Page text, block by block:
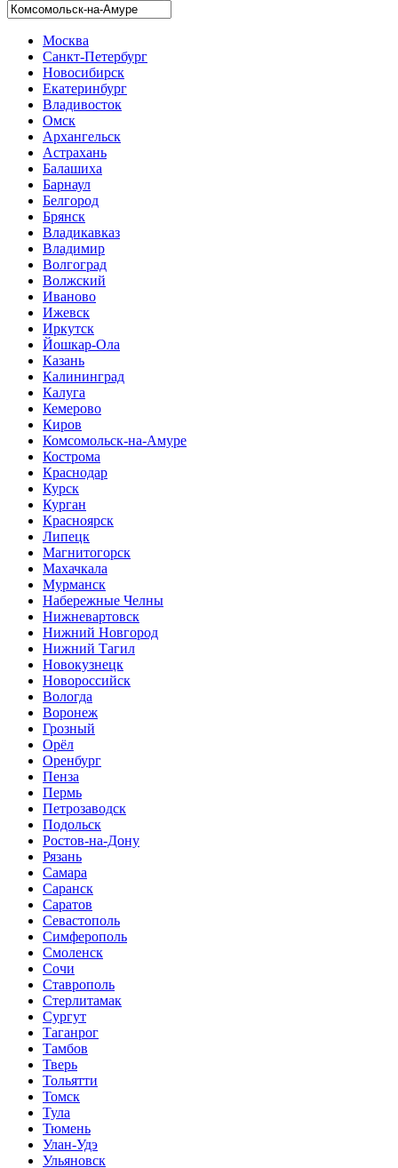
Москва
Санкт-Петербург
Новосибирск
Екатеринбург
Владивосток
Омск
Архангельск
Астрахань
Балашиха
Барнаул
Белгород
Брянск
Владикавказ
Владимир
Волгоград
Волжский
Иваново
Ижевск
Иркутск
Йошкар-Ола
Казань
Калининград
Калуга
Кемерово
Киров
Комсомольск-на-Амуре
Кострома
Краснодар
Курск
Курган
Красноярск
Липецк
Магнитогорск
Махачкала
Мурманск
Набережные Челны
Нижневартовск
Нижний Новгород
Нижний Тагил
Новокузнецк
Новороссийск
Вологда
Воронеж
Грозный
Орёл
Оренбург
Пенза
Пермь
Петрозаводск
Подольск
Ростов-на-Дону
Рязань
Самара
Саранск
Саратов
Севастополь
Симферополь
Смоленск
Сочи
Ставрополь
Стерлитамак
Сургут
Таганрог
Тамбов
Тверь
Тольятти
Томск
Тула
Тюмень
Улан-Удэ
Ульяновск